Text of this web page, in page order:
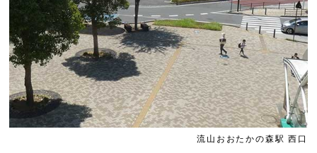
流山おおたかの森駅 西口